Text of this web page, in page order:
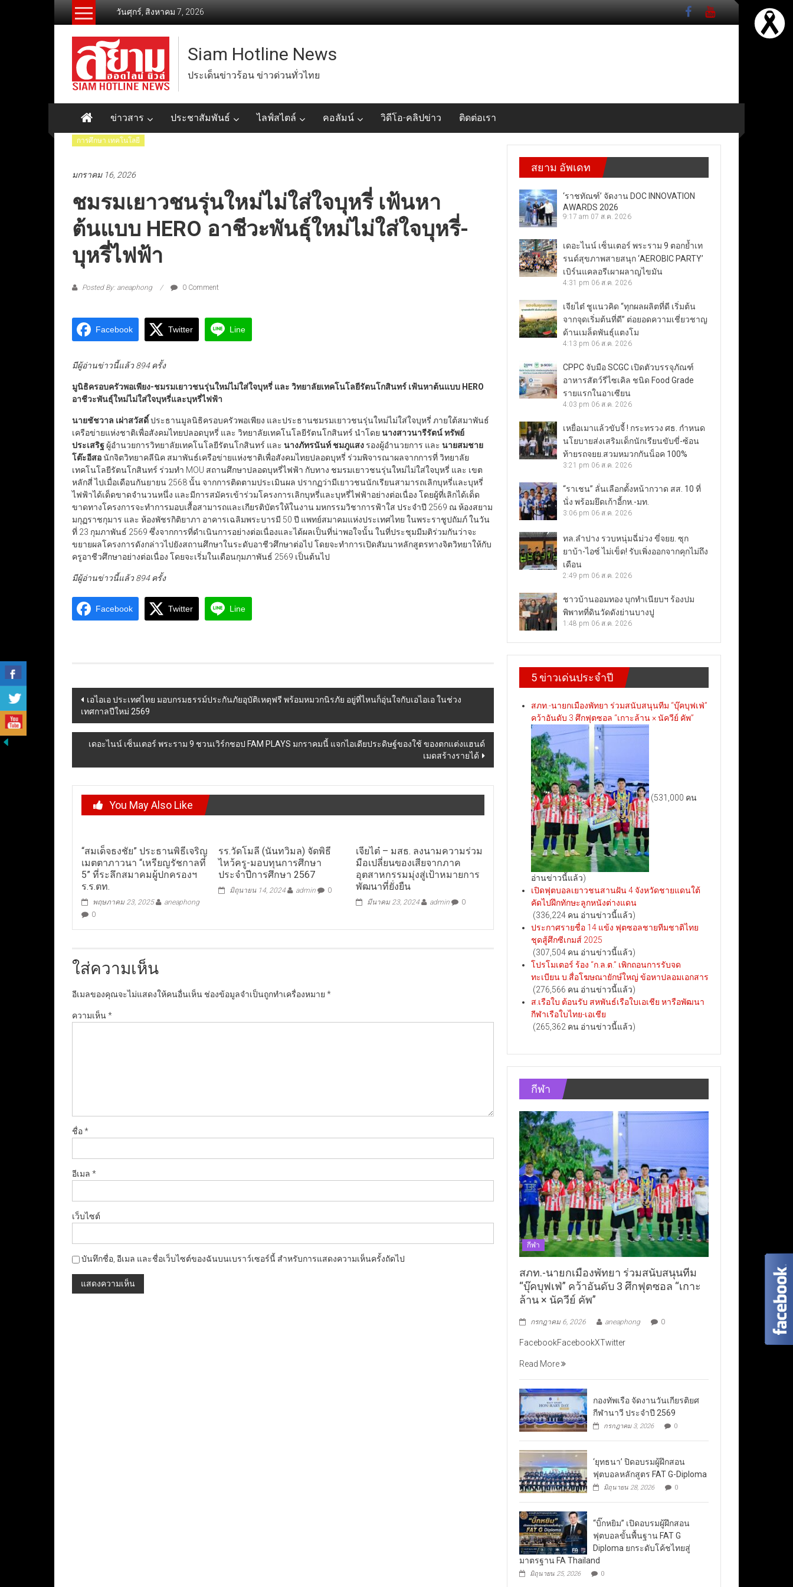
วันศุกร์, สิงหาคม 7, 2026
Siam Hotline News
ประเด็นข่าวร้อน ข่าวด่วนทั่วไทย
ข่าวสาร ประชาสัมพันธ์ ไลฟ์สไตล์ คอลัมน์ วิดีโอ-คลิปข่าว ติดต่อเรา
การศึกษา เทคโนโลยี
มกราคม 16, 2026
ชมรมเยาวชนรุ่นใหม่ไม่ใส่ใจบุหรี่ เฟ้นหา
ต้นแบบ HERO อาชีวะพันธุ์ใหม่ไม่ใส่ใจบุหรี่-
บุหรี่ไฟฟ้า
Posted By: aneaphong 0 Comment
Facebook Twitter Line
มีผู้อ่านข่าวนี้แล้ว 894 ครั้ง
มูนิธิครอบครัวพอเพียง-ชมรมเยาวชนรุ่นใหม่ไม่ใส่ใจบุหรี่ และ วิทยาลัยเทคโนโลยีรัตนโกสินทร์ เฟ้นหาต้นแบบ HERO
อาชีวะพันธุ์ใหม่ไม่ใส่ใจบุหรี่และบุหรี่ไฟฟ้า
นายชัชวาล เผ่าสวัสดิ์ประธานมูลนิธิครอบครัวพอเพียง และประธานชมรมเยาวชนรุ่นใหม่ไม่ใส่ใจบุหรี่ ภายใต้สมาพันธ์
เครือข่ายแห่งชาติเพื่อสังคมไทยปลอดบุหรี่ และ วิทยาลัยเทคโนโลยีรัตนโกสินทร์ นำโดย นางสาวนารีรัตน์ ทรัพย์
ประเสริฐ ผู้อำนวยการวิทยาลัยเทคโนโลยีรัตนโกสินทร์ และ นางภัทรนันท์ ชมภูแสง รองผู้อำนวยการ และ นายสมชาย
โต๊ะอีสอนักจิตวิทยาคลีนิค สมาพันธ์เครือข่ายแห่งชาติเพื่อสังคมไทยปลอดบุหรี่ ร่วมพิจารณาผลจากการที่ วิทยาลัย
เทคโนโลยีรัตนโกสินทร์ ร่วมทำ MOU สถานศึกษาปลอดบุหรี่ไฟฟ้า กับทาง ชมรมเยาวชนรุ่นใหม่ไม่ใส่ใจบุหรี่ และ เขต
หลักสี่ ไปเมื่อเดือนกันยายน 2568 นั้น จากการติดตามประเมินผล ปรากฏว่ามีเยาวชนนักเรียนสามารถเลิกบุหรี่และบุหรี่
ไฟฟ้าได้เด็ดขาดจำนวนหนึ่ง และมีการสมัครเข้าร่วมโครงการเลิกบุหรี่และบุหรี่ไฟฟ้าอย่างต่อเนื่อง โดยผู้ที่เลิกได้เด็ด
ขาดทางโครงการจะทำการมอบเสื้อสามารถและเกียรติบัตรให้ในงาน มหกรรมวิชาการฟ้าใส ประจำปี 2569 ณ ห้องสยาม
มกุฏราชกุมาร และ ห้องพัชรกิติยาภา อาคารเฉลิมพระบารมี 50 ปี แพทย์สมาคมแห่งประเทศไทย ในพระราชูปถัมภ์ ในวัน
ที่ 23 กุมภาพันธ์ 2569 ซึ่งจากการที่ดำเนินการอย่างต่อเนื่องและได้ผลเป็นที่น่าพอใจนั้น ในที่ประชุมมีมติร่วมกันว่าจะ
ขยายผลโครงการดังกล่าวไปยังสถานศึกษาในระดับอาชีวศึกษาต่อไป โดยจะทำการเปิดสัมนาหลักสูตรทางจิตวิทยาให้กับ
ครูอาชีวศึกษาอย่างต่อเนื่อง โดยจะเริ่มในเดือนกุมภาพันธ์ 2569 เป็นต้นไป
มีผู้อ่านข่าวนี้แล้ว 894 ครั้ง
Facebook Twitter Line
Post
navigation
เอไอเอ ประเทศไทย มอบกรมธรรม์ประกันภัยอุบัติเหตุฟรี พร้อมหมวกนิรภัย อยู่ที่ไหนก็อุ่นใจกับเอไอเอ ในช่วง
เทศกาลปีใหม่ 2569
เดอะไนน์ เซ็นเตอร์ พระราม 9 ชวนเวิร์กชอป FAM PLAYS มกราคมนี้ แจกไอเดียประดิษฐ์ของใช้ ของตกแต่งแฮนด์
เมดสร้างรายได้
You May Also Like
“สมเด็จธงชัย” ประธานพิธีเจริญ
เมตตาภาวนา “เหรียญรัชกาลที่
5” ที่ระลึกสมาคมผู้ปกครองฯ
ร.ร.ตท.
พฤษภาคม 23, 2025
aneaphong
0
รร.วัดโมลี (นันทวิมล) จัดพิธี
ไหว้ครู-มอบทุนการศึกษา
ประจำปีการศึกษา 2567
มิถุนายน 14, 2024 admin 0
เจียไต๋ – มสธ. ลงนามความร่วม
มือเปลี่ยนของเสียจากภาค
อุตสาหกรรมมุ่งสู่เป้าหมายการ
พัฒนาที่ยั่งยืน
มีนาคม 23, 2024 admin 0
ใส่ความเห็น
อีเมลของคุณจะไม่แสดงให้คนอื่นเห็น ช่องข้อมูลจำเป็นถูกทำเครื่องหมาย *
ความเห็น*
ชื่อ*
อีเมล *
เว็บไซต์
บันทึกชื่อ, อีเมล และชื่อเว็บไซต์ของฉันบนเบราว์เซอร์นี้ สำหรับการแสดงความเห็นครั้งถัดไป
สยาม อัพเดท
‘ราชทัณฑ์’ จัดงาน DOC INNOVATION
AWARDS 2026
9:17 am 07 ส.ค. 2026
เดอะไนน์ เซ็นเตอร์ พระราม 9 ตอกย้ำเท
รนด์สุขภาพสายสนุก ‘AEROBIC PARTY’
เบิร์นแคลอรีเผาผลาญไขมัน
4:31 pm 06 ส.ค. 2026
เจียไต๋ ชูแนวคิด “ทุกผลผลิตที่ดี เริ่มต้น
จากจุดเริ่มต้นที่ดี” ต่อยอดความเชี่ยวชาญ
ด้านเมล็ดพันธุ์แตงโม
4:13 pm 06 ส.ค. 2026
CPPC จับมือ SCGC เปิดตัวบรรจุภัณฑ์
อาหารสัตว์รีไซเคิล ชนิด Food Grade
รายแรกในอาเซียน
4:03 pm 06 ส.ค. 2026
เหยื่อเมาแล้วขับจี้ ! กระทรวง ศธ. กำหนด
นโยบายส่งเสริมเด็กนักเรียนขับขี่-ซ้อน
ท้ายรถจยย.สวมหมวกกันน็อค 100%
3:21 pm 06 ส.ค. 2026
“ราเชน” ลั่นเลือกตั้งหน้ากวาด สส. 10 ที่
นั่ง พร้อมยึดเก้าอี้กห.-มท.
3:06 pm 06 ส.ค. 2026
ทล.ลำปาง รวบหนุ่มฉี่ม่วง ขี่จยย. ซุก
ยาบ้า-ไอซ์ ไม่เข็ด! รับเพิ่งออกจากคุกไม่ถึง
เดือน
2:49 pm 06 ส.ค. 2026
ชาวบ้านออมทอง บุกทำเนียบฯ ร้องปม
พิพาทที่ดินวัดดังย่านบางปู
1:48 pm 06 ส.ค. 2026
5 ข่าวเด่นประจำปี
สภท.-นายกเมืองพัทยา ร่วมสนับสนุนทีม “บุ๊คบุฟเฟ่”
คว้าอันดับ 3 ศึกฟุตซอล “เกาะล้าน × นัควีย์ คัพ”
(531,000 คน
อ่านข่าวนี้แล้ว)
เปิดฟุตบอลเยาวชนสานฝัน 4 จังหวัดชายแดนใต้
คัดไปฝึกทักษะลูกหนังต่างแดน
(336,224 คน อ่านข่าวนี้แล้ว)
ประกาศรายชื่อ 14 แข้ง ฟุตซอลชายทีมชาติไทย
ชุดสู้ศึกซีเกมส์ 2025
(307,504 คน อ่านข่าวนี้แล้ว)
โปรโมเตอร์ ร้อง “ก.ล.ต.” เพิกถอนการรับจด
ทะเบียน บ.สื่อโฆษณายักษ์ใหญ่ ข้อหาปลอมเอกสาร
(276,566 คน อ่านข่าวนี้แล้ว)
ส.เรือใบ ต้อนรับ สหพันธ์เรือใบเอเชีย หารือพัฒนา
กีฬาเรือใบไทย-เอเชีย
(265,362 คน อ่านข่าวนี้แล้ว)
กีฬา
กีฬา
สภท.-นายกเมืองพัทยา ร่วมสนับสนุนทีม
“บุ๊คบุฟเฟ่” คว้าอันดับ 3 ศึกฟุตซอล “เกาะ
ล้าน × นัควีย์ คัพ”
กรกฎาคม 6, 2026 aneaphong 0
FacebookFacebookXTwitter
Read More
กองทัพเรือ จัดงานวันเกียรติยศ
กีฬานาวี ประจำปี 2569
กรกฎาคม 3, 2026 0
‘ยุทธนา’ ปิดอบรมผู้ฝึกสอน
ฟุตบอลหลักสูตร FAT G-Diploma
มิถุนายน 28, 2026 0
“บิ๊กหยิม” เปิดอบรมผู้ฝึกสอน
ฟุตบอลขั้นพื้นฐาน FAT G
Diploma ยกระดับโค้ชไทยสู่
มาตรฐาน FA Thailand
มิถุนายน 25, 2026 0